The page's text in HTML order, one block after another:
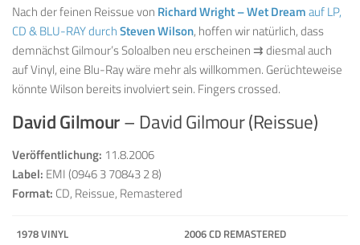
Nach der feinen Reissue von Richard Wright – Wet Dreamauf LP,
CD & BLU-RAY durchSteven Wilson, hoffen wir natürlich, dass
demnächst Gilmour’s Soloalben neu erscheinen ⇉ diesmal auch
auf Vinyl, eine Blu-Ray wäre mehr als willkommen. Gerüchteweise
könnte Wilson bereits involviert sein. Fingers crossed.
David Gilmour– David Gilmour (Reissue)
Veröffentlichung: 11.8.2006
Label: EMI (0946 3 70843 2 8)
Format: CD, Reissue, Remastered
1978 VINYL
2006 CD REMASTERED